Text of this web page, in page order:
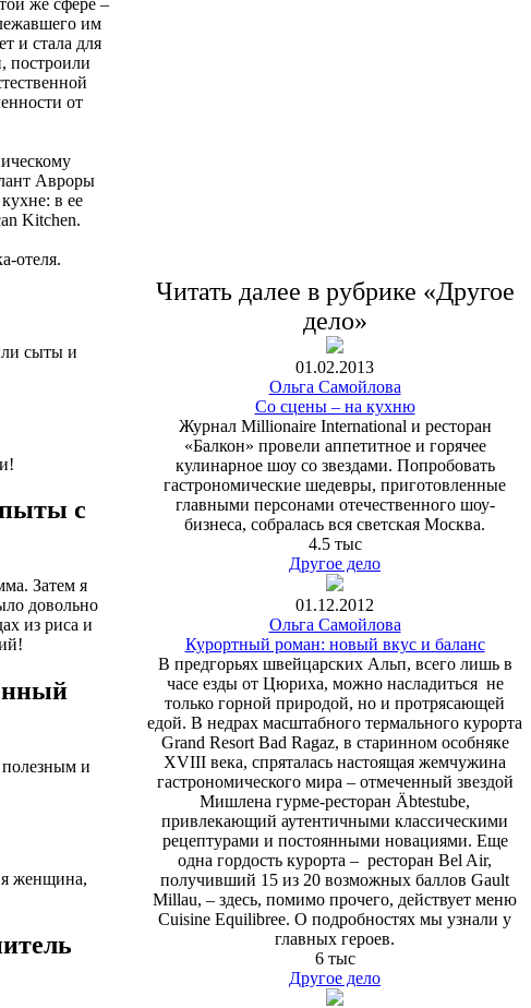
им
и стала для
построили
от
Авроры
в ее
Kitchen.
отеля.
сыты и
с
Затем я
довольно
из риса и
и
я женщина,
Читать далее в рубрике «Другое
дело»
01.02.2013
Ольга Самойлова
Со сцены – на кухню
Журнал Millionaire International и ресторан
«Балкон» провели аппетитное и горячее
кулинарное шоу со звездами. Попробовать
гастрономические шедевры, приготовленные
главными персонами отечественного шоу-
бизнеса, собралась вся светская Москва.
4.5 тыс
Другое дело
01.12.2012
Ольга Самойлова
Курортный роман: новый вкус и баланс
В предгорьях швейцарских Альп, всего лишь в
часе езды от Цюриха, можно насладиться не
только горной природой, но и протрясающей
едой. В недрах масштабного термального курорта
Grand Resort Bad Ragaz, в старинном особняке
XVIII века, спряталась настоящая жемчужина
гастрономического мира – отмеченный звездой
Мишлена гурме-ресторан Äbtestube,
привлекающий аутентичными классическими
рецептурами и постоянными новациями. Еще
одна гордость курорта – ресторан Bel Air,
получивший 15 из 20 возможных баллов Gault
Millau, – здесь, помимо прочего, действует меню
Cuisine Equilibree. О подробностях мы узнали у
главных героев.
6 тыс
Другое дело